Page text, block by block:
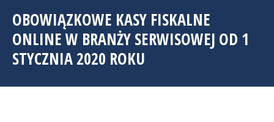
OBOWIĄZKOWE KASY FISKALNE
ONLINE W BRANŻY SERWISOWEJ OD 1
STYCZNIA 2020 ROKU